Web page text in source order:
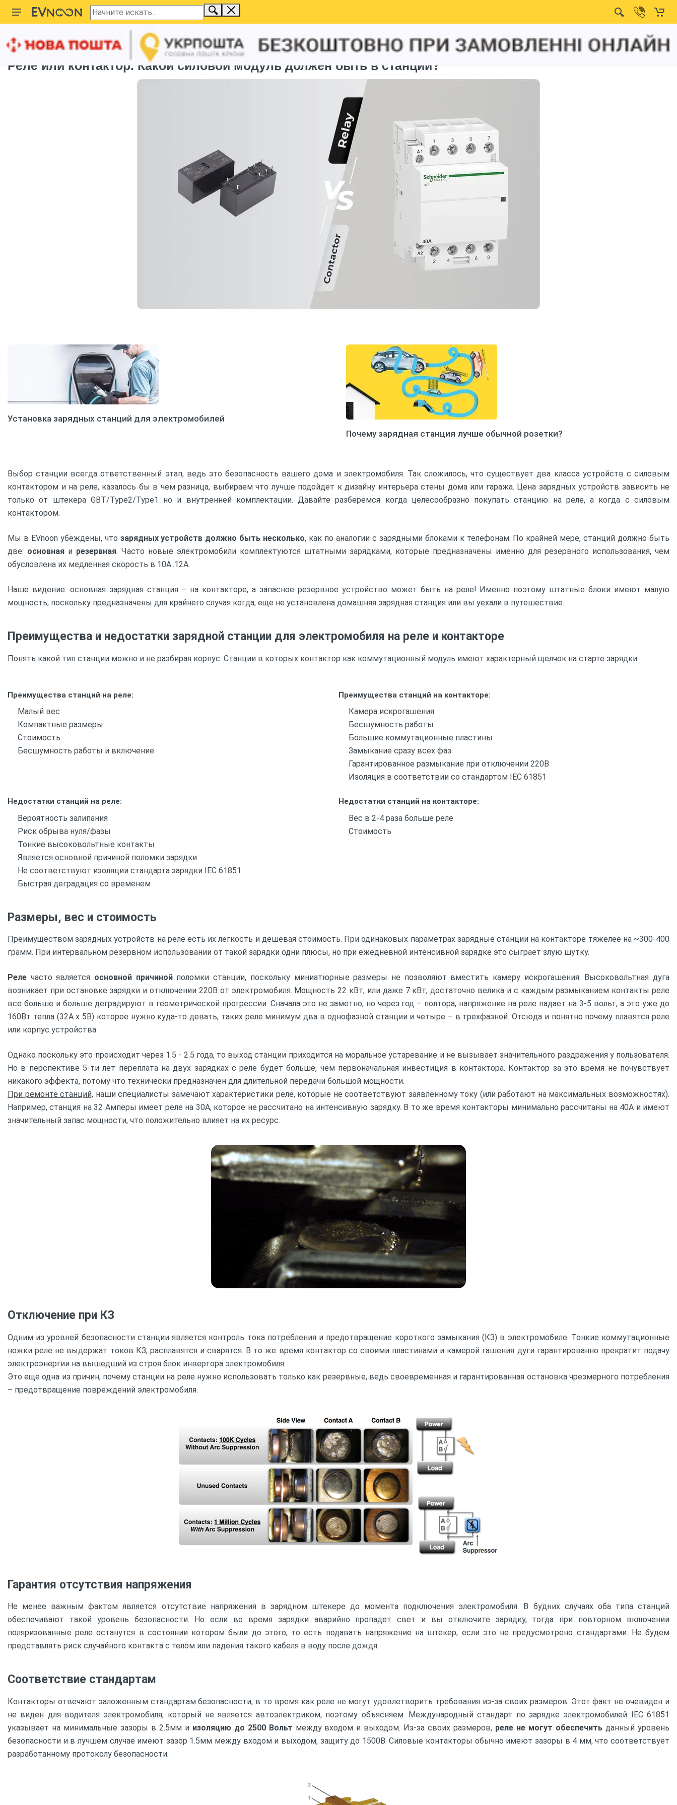
Главная Новости Зарядка электромобилей
Реле или контактор. Какой силовой модуль должен быть в станции?
Установка зарядных станций для электромобилей
Почему зарядная станция лучше обычной розетки?
Выбор станции всегда ответственный этап, ведь это безопасность вашего дома и электромобиля. Так сложилось, что существует два класса устройств с силовым
контактором и на реле, казалось бы в чем разница, выбираем что лучше подойдет к дизайну интерьера стены дома или гаража. Цена зарядных устройств зависить не
только от штекера GBT/Type2/Type1 но и внутренней комплектации. Давайте разберемся когда целесообразно покупать станцию на реле, а когда с силовым
контактором.
Мы в EVnoon убеждены, что зарядных устройств должно быть несколько, как по аналогии с зарядными блоками к телефонам. По крайней мере, станций должно быть
две: основная и резервная. Часто новые электромобили комплектуются штатными зарядками, которые предназначены именно для резервного использования, чем
обусловлена их медленная скорость в 10А..12А.
Наше видение: основная зарядная станция – на контакторе, а запасное резервное устройство может быть на реле! Именно поэтому штатные блоки имеют малую
мощность, поскольку предназначены для крайнего случая когда, еще не установлена домашняя зарядная станция или вы уехали в путешествие.
Преимущества и недостатки зарядной станции для электромобиля на реле и контакторе
Понять какой тип станции можно и не разбирая корпус. Станции в которых контактор как коммутационный модуль имеют характерный щелчок на старте зарядки.
Преимущества станций на реле:
Малый вес
Компактные размеры
Стоимость
Бесшумность работы и включение
Преимущества станций на контакторе:
Камера искрогашения
Бесшумность работы
Большие коммутационные пластины
Замыкание сразу всех фаз
Гарантированное размыкание при отключении 220В
Изоляция в соответствии со стандартом IEC 61851
Недостатки станций на реле:
Вероятность залипания
Риск обрыва нуля/фазы
Тонкие высоковольтные контакты
Является основной причиной поломки зарядки
Не соответствуют изоляции стандарта зарядки IEC 61851
Быстрая деградация со временем
Недостатки станций на контакторе:
Вес в 2-4 раза больше реле
Стоимость
Размеры, вес и стоимость
Преимуществом зарядных устройств на реле есть их легкость и дешевая стоимость. При одинаковых параметрах зарядные станции на контакторе тяжелее на ~300-400
грамм. При интервальном резервном использовании от такой зарядки одни плюсы, но при ежедневной интенсивной зарядке это сыграет злую шутку.
Реле часто является основной причинойполомки станции, поскольку миниатюрные размеры не позволяют вместить камеру искрогашения. Высоковольтная дуга
возникает при остановке зарядки и отключении 220В от электромобиля. Мощность 22 кВт, или даже 7 кВт, достаточно велика и с каждым размыканием контакты реле
все больше и больше деградируют в геометрической прогрессии. Сначала это не заметно, но через год – полтора, напряжение на реле падает на 3-5 вольт, а это уже до
160Вт тепла (32А x 5В) которое нужно куда-то девать, таких реле минимум два в однофазной станции и четыре – в трехфазной. Отсюда и понятно почему плавятся реле
или корпус устройства.
Однако поскольку это происходит через 1.5 - 2.5 года, то выход станции приходится на моральное устаревание и не вызывает значительного раздражения у пользователя.
Но в перспективе 5-ти лет переплата на двух зарядках с реле будет больше, чем первоначальная инвестиция в контактора. Контактор за это время не почувствует
никакого эффекта, потому что технически предназначен для длительной передачи большой мощности.
При ремонте станций, наши специалисты замечают характеристики реле, которые не соответствуют заявленному току (или работают на максимальных возможностях).
Например, станция на 32 Амперы имеет реле на 30А, которое не рассчитано на интенсивную зарядку. В то же время контакторы минимально рассчитаны на 40А и имеют
значительный запас мощности, что положительно влияет на их ресурс.
Отключение при КЗ
Одним из уровней безопасности станции является контроль тока потребления и предотвращение короткого замыкания (КЗ) в электромобиле. Тонкие коммутационные
ножки реле не выдержат токов КЗ, расплавятся и сварятся. В то же время контактор со своими пластинами и камерой гашения дуги гарантированно прекратит подачу
электроэнергии на вышедший из строя блок инвертора электромобиля.
Это еще одна из причин, почему станции на реле нужно использовать только как резервные, ведь своевременная и гарантированная остановка чрезмерного потребления
– предотвращение повреждений электромобиля.
Гарантия отсутствия напряжения
Не менее важным фактом является отсутствие напряжения в зарядном штекере до момента подключения электромобиля. В будних случаях оба типа станций
обеспечивают такой уровень безопасности. Но если во время зарядки аварийно пропадет свет и вы отключите зарядку, тогда при повторном включении
поляризованные реле останутся в состоянии котором были до этого, то есть подавать напряжение на штекер, если это не предусмотрено стандартами. Не будем
представлять риск случайного контакта с телом или падения такого кабеля в воду после дождя.
Соответствие стандартам
Контакторы отвечают заложенным стандартам безопасности, в то время как реле не могут удовлетворить требования из-за своих размеров. Этот факт не очевиден и
не виден для водителя электромобиля, который не является автоэлектриком, поэтому объясняем. Международный стандарт по зарядке электромобилей IEC 61851
указывает на минимальные зазоры в 2.5мм и изоляцию до 2500 Вольт между входом и выходом. Из-за своих размеров, реле не могут обеспечить данный уровень
безопасности и в лучшем случае имеют зазор 1.5мм между входом и выходом, защиту до 1500В. Силовые контакторы обычно имеют зазоры в 4 мм, что соответствует
разработанному протоколу безопасности.